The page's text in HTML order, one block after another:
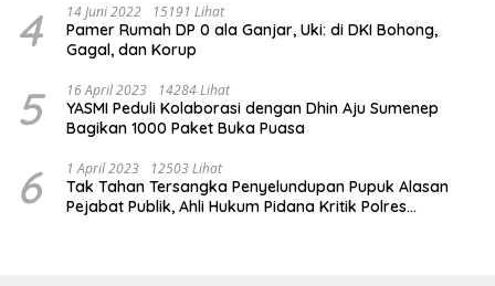
4 14 Juni 2022 15191 Lihat
Pamer Rumah DP 0 ala Ganjar, Uki: di DKI Bohong,
Gagal, dan Korup
5 16 April 2023 14284 Lihat
YASMI Peduli Kolaborasi dengan Dhin Aju Sumenep
Bagikan 1000 Paket Buka Puasa
6 1 April 2023 12503 Lihat
Tak Tahan Tersangka Penyelundupan Pupuk Alasan
Pejabat Publik, Ahli Hukum Pidana Kritik Polres